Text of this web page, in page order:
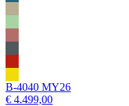
B-4040 MY26
€ 4.499,00